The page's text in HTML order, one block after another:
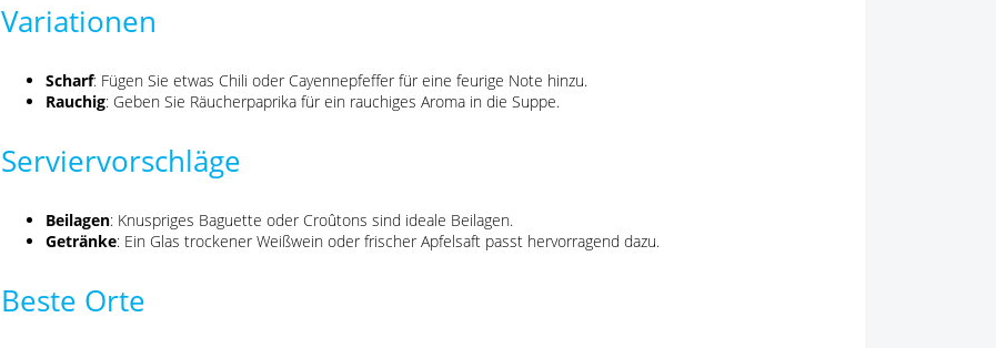
Variationen
Scharf: Fügen Sie etwas Chili oder Cayennepfeffer für eine feurige Note hinzu.
Rauchig: Geben Sie Räucherpaprika für ein rauchiges Aroma in die Suppe.
Serviervorschläge
Beilagen: Knuspriges Baguette oder Croûtons sind ideale Beilagen.
Getränke: Ein Glas trockener Weißwein oder frischer Apfelsaft passt hervorragend dazu.
Beste Orte